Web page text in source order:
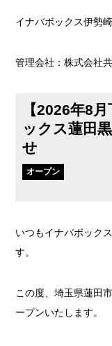
イナバボックス伊勢
管理会社：株式会社
【2026年8
ックス蓮田
せ
オープン
いつもイナバボック
す。
この度、埼玉県蓮田
ープンいたします。